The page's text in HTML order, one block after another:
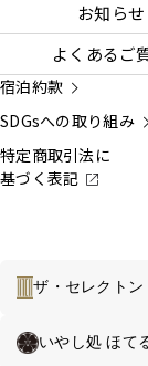
ホ
お知らせ
よくあるご
宿泊約款
SDGsへの取り組み
特定商取引法に
基づく表記
ザ・セレクトン
いやし処 ほて